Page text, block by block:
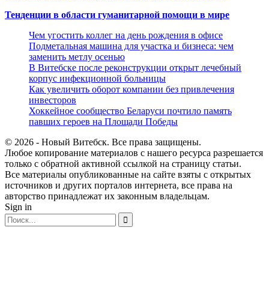
Тенденции в области гуманитарной помощи в мире
Чем угостить коллег на день рождения в офисе
Подметальная машина для участка и бизнеса: чем
заменить метлу осенью
В Витебске после реконструкции открыт лечебный
корпус инфекционной больницы
Как увеличить оборот компании без привлечения
инвесторов
Хоккейное сообщество Беларуси почтило память
павших героев на Площади Победы
© 2026 - Новый Витебск. Все права защищены.
Любое копирование материалов с нашего ресурса разрешается
только с обратной активной ссылкой на страницу статьи.
Все материалы опубликованные на сайте взяты с открытых
источников и других порталов интернета, все права на
авторство принадлежат их законным владельцам.
Sign in